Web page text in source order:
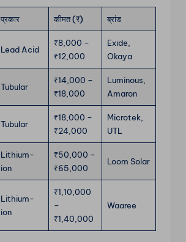
प्रकार कीमत (₹) ब्रांड
Lead Acid
₹8,000 –
₹12,000
Exide,
Okaya
Tubular
₹14,000 –
₹18,000
Luminous,
Amaron
Tubular
₹18,000 –
₹24,000
Microtek,
UTL
Lithium-
ion
₹50,000 –
₹65,000
Loom Solar
Lithium-
ion
₹1,10,000
–
₹1,40,000
Waaree